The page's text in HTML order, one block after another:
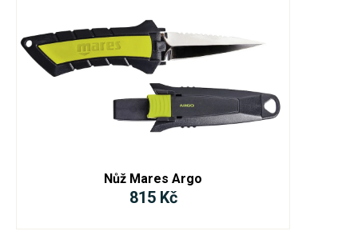
Nůž Mares Argo
815 Kč